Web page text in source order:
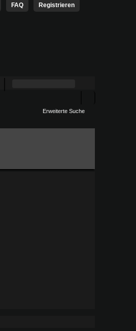
Registrieren
FAQ
Erweiterte Suche